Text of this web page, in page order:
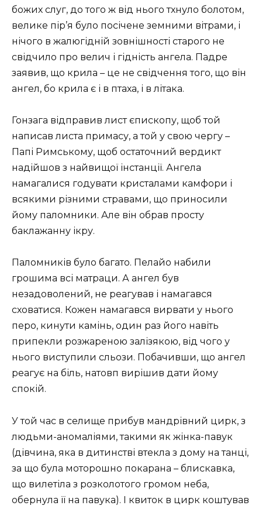
божих слуг, до того ж від нього тхнуло болотом,
велике пір’я було посічене земними вітрами, і
нічого в жалюгідній зовнішності старого не
свідчило про велич і гідність ангела. Падре
заявив, що крила – це не свідчення того, що він
ангел, бо крила є і в птаха, і в літака.
Гонзага відправив лист єпископу, щоб той
написав листа примасу, а той у свою чергу –
Папі Римському, щоб остаточний вердикт
надійшов з найвищої інстанції. Ангела
намагалися годувати кристалами камфори і
всякими різними стравами, що приносили
йому паломники. Але він обрав просту
баклажанну ікру.
Паломників було багато. Пелайо набили
грошима всі матраци. А ангел був
незадоволений, не реагував і намагався
сховатися. Кожен намагався вирвати у нього
перо, кинути камінь, один раз його навіть
припекли розжареною залізякою, від чого у
нього виступили сльози. Побачивши, що ангел
реагує на біль, натовп вирішив дати йому
спокій.
У той час в селище прибув мандрівний цирк, з
людьми-аномаліями, такими як жінка-павук
(дівчина, яка в дитинстві втекла з дому на танці,
за що була моторошно покарана – блискавка,
що вилетіла з розколотого громом неба,
обернула її на павука). І квиток в цирк коштував